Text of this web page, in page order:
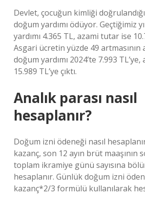
Devlet, çocuğun kimliği
doğum yardımı ödüyor. Geçtiğimiz
yardımı 4.365 TL, azami tutar ise
Asgari ücretin yüzde 49 artmasının
doğum yardımı 2024’te 7.993
15.989 TL’ye çıktı.
Analık parası nasıl
hesaplanır?
Doğum izni ödeneği nasıl
kazanç, son 12 ayın brüt maaşının
toplam ikramiye günü sayısına
hesaplanır. Günlük doğum izni
kazanç*2/3 formülü kullanılarak